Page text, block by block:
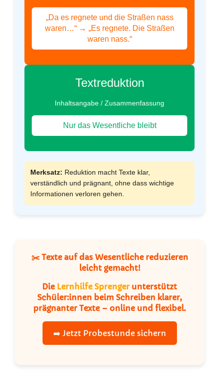
„Da es regnete und die Straßen nass
waren…“ → „Es regnete. Die Straßen
waren nass.“
Textreduktion
Inhaltsangabe / Zusammenfassung
Nur das Wesentliche bleibt
Merksatz: Reduktion macht Texte klar,
verständlich und prägnant, ohne dass wichtige
Informationen verloren gehen.
✂️ Texte auf das Wesentliche reduzieren
leicht gemacht!
Die Lernhilfe Sprengerunterstützt
Schüler:innen beim Schreiben klarer,
prägnanter Texte – online und flexibel.
➡️ Jetzt Probestunde sichern